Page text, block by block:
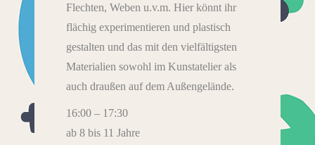
Flechten, Weben u.v.m. Hier könnt ihr
flächig experimentieren und plastisch
gestalten und das mit den vielfältigsten
Materialien sowohl im Kunstatelier als
auch draußen auf dem Außengelände.
16:00 – 17:30
ab 8 bis 11 Jahre